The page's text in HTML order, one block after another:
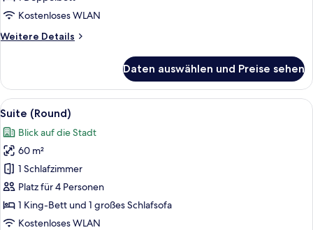
anzeigen
Kostenloses WLAN
Weitere Details
Weitere
Poolblick
(Aqua)
Daten auswählen und Preise sehen
Alle
Fotos
für
Suite
(Round)
anzeigen
Ein Hotelzimmer mit einem großen
6
Suite (Round)
Blick auf die Stadt
60 m²
1 Schlafzimmer
Platz für 4 Personen
1 King-Bett und 1 großes Schlafsofa
Kostenloses WLAN